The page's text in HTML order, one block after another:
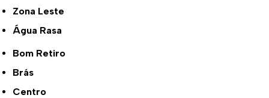
Zona Leste
Água Rasa
Bom Retiro
Brás
Centro